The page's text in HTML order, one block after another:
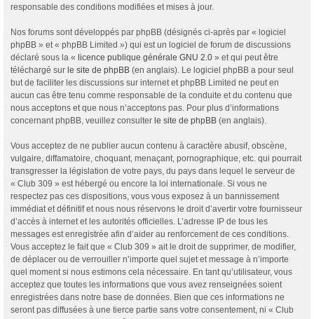
responsable des conditions modifiées et mises à jour.
Nos forums sont développés par phpBB (désignés ci-après par « logiciel
phpBB » et « phpBB Limited ») qui est un logiciel de forum de discussions
déclaré sous la « licence publique générale GNU 2.0 » et qui peut être
téléchargé sur le site de phpBB (en anglais). Le logiciel phpBB a pour seul
but de faciliter les discussions sur internet et phpBB Limited ne peut en
aucun cas être tenu comme responsable de la conduite et du contenu que
nous acceptons et que nous n’acceptons pas. Pour plus d’informations
concernant phpBB, veuillez consulter le site de phpBB (en anglais).
Vous acceptez de ne publier aucun contenu à caractère abusif, obscène,
vulgaire, diffamatoire, choquant, menaçant, pornographique, etc. qui pourrait
transgresser la législation de votre pays, du pays dans lequel le serveur de
« Club 309 » est hébergé ou encore la loi internationale. Si vous ne
respectez pas ces dispositions, vous vous exposez à un bannissement
immédiat et définitif et nous nous réservons le droit d’avertir votre fournisseur
d’accès à internet et les autorités officielles. L’adresse IP de tous les
messages est enregistrée afin d’aider au renforcement de ces conditions.
Vous acceptez le fait que « Club 309 » ait le droit de supprimer, de modifier,
de déplacer ou de verrouiller n’importe quel sujet et message à n’importe
quel moment si nous estimons cela nécessaire. En tant qu’utilisateur, vous
acceptez que toutes les informations que vous avez renseignées soient
enregistrées dans notre base de données. Bien que ces informations ne
seront pas diffusées à une tierce partie sans votre consentement, ni « Club